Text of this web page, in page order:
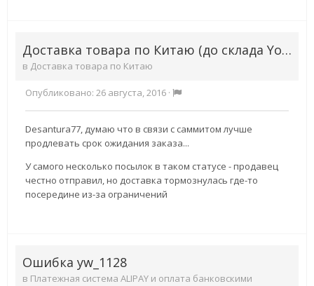
Доставка товара по Китаю (до склада YouCanBuy)
в Доставка товара по Китаю
Опубликовано: 26 августа, 2016 ·
Desantura77, думаю что в связи с саммитом лучше
продлевать срок ожидания заказа...
У самого несколько посылок в таком статусе - продавец
честно отправил, но доставка тормознулась где-то
посередине из-за ограничений
Ошибка yw_1128
в Платежная система ALIPAY и оплата банковскими